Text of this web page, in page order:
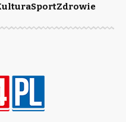
SportZdrowie